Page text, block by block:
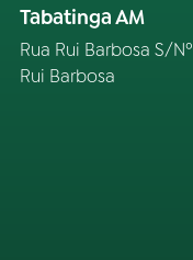
Tabatinga AM
Rua Rui Barbosa S/Nº
Rui Barbosa